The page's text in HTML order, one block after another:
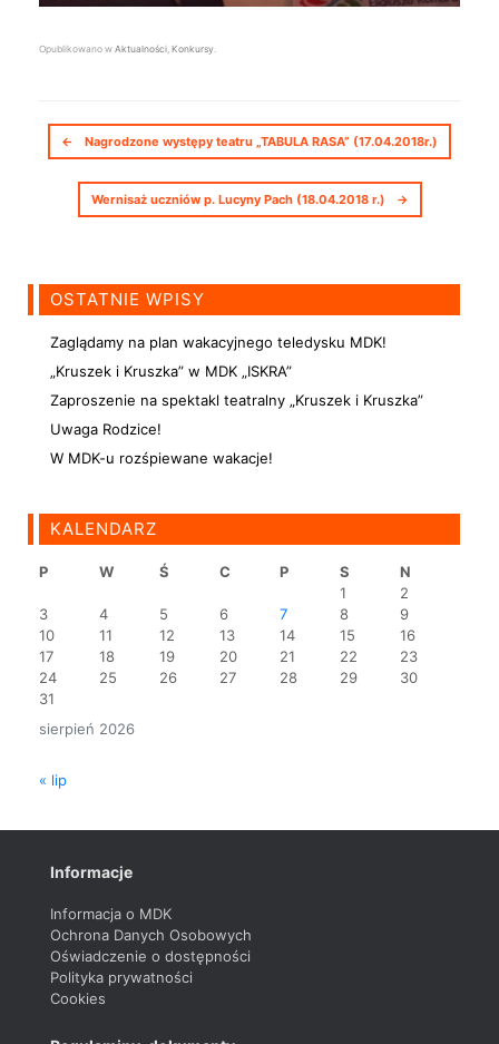
Opublikowano w Aktualności, Konkursy.
Nawigacja postów
← Nagrodzone występy teatru „TABULA RASA” (17.04.2018r.)
Wernisaż uczniów p. Lucyny Pach (18.04.2018 r.) →
OSTATNIE WPISY
Zaglądamy na plan wakacyjnego teledysku MDK!
„Kruszek i Kruszka” w MDK „ISKRA”
Zaproszenie na spektakl teatralny „Kruszek i Kruszka”
Uwaga Rodzice!
W MDK-u rozśpiewane wakacje!
KALENDARZ
sierpień 2026
P W Ś C P S
N
1
2
3
4 5 6 7 8
9
10
11 12 13 14 15
16
17
18 19 20 21 22
23
24
25 26 27 28 29
30
31
« lip
Informacje
Informacja o MDK
Ochrona Danych Osobowych
Oświadczenie o dostępności
Polityka prywatności
Cookies